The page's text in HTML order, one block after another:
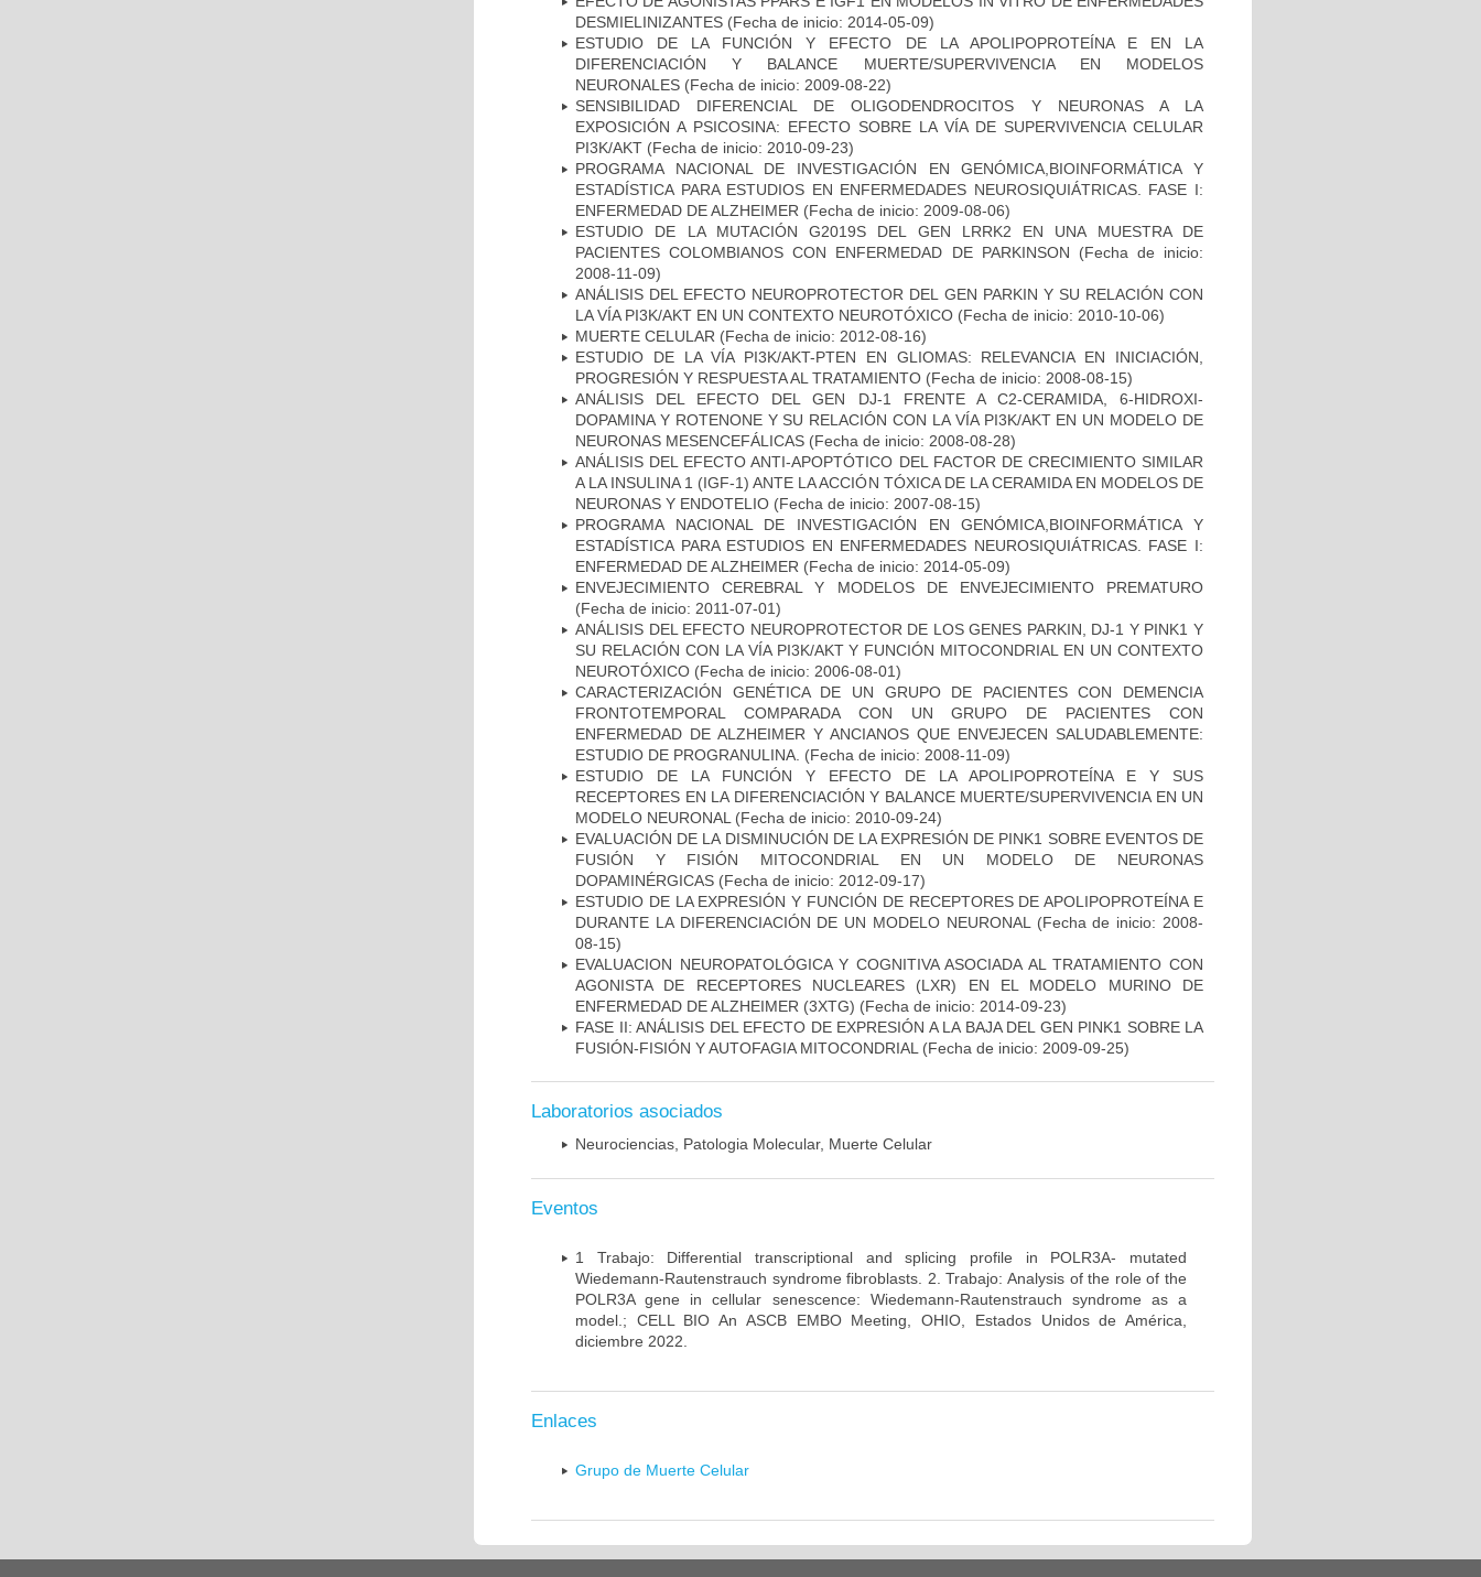
DESMIELINIZANTES (Fecha de inicio: 2014-05-09)
ESTUDIO DE LA FUNCIÓN Y EFECTO DE LA APOLIPOPROTEÍNA E EN LA
DIFERENCIACIÓN Y BALANCE MUERTE/SUPERVIVENCIA EN MODELOS
NEURONALES (Fecha de inicio: 2009-08-22)
SENSIBILIDAD DIFERENCIAL DE OLIGODENDROCITOS Y NEURONAS A LA
EXPOSICIÓN A PSICOSINA: EFECTO SOBRE LA VÍA DE SUPERVIVENCIA CELULAR
PI3K/AKT (Fecha de inicio: 2010-09-23)
PROGRAMA NACIONAL DE INVESTIGACIÓN EN GENÓMICA,BIOINFORMÁTICA Y
ESTADÍSTICA PARA ESTUDIOS EN ENFERMEDADES NEUROSIQUIÁTRICAS. FASE I:
ENFERMEDAD DE ALZHEIMER (Fecha de inicio: 2009-08-06)
ESTUDIO DE LA MUTACIÓN G2019S DEL GEN LRRK2 EN UNA MUESTRA DE
PACIENTES COLOMBIANOS CON ENFERMEDAD DE PARKINSON (Fecha de inicio:
2008-11-09)
ANÁLISIS DEL EFECTO NEUROPROTECTOR DEL GEN PARKIN Y SU RELACIÓN CON
LA VÍA PI3K/AKT EN UN CONTEXTO NEUROTÓXICO (Fecha de inicio: 2010-10-06)
MUERTE CELULAR (Fecha de inicio: 2012-08-16)
ESTUDIO DE LA VÍA PI3K/AKT-PTEN EN GLIOMAS: RELEVANCIA EN INICIACIÓN,
PROGRESIÓN Y RESPUESTA AL TRATAMIENTO (Fecha de inicio: 2008-08-15)
ANÁLISIS DEL EFECTO DEL GEN DJ-1 FRENTE A C2-CERAMIDA, 6-HIDROXI-
DOPAMINA Y ROTENONE Y SU RELACIÓN CON LA VÍA PI3K/AKT EN UN MODELO DE
NEURONAS MESENCEFÁLICAS (Fecha de inicio: 2008-08-28)
ANÁLISIS DEL EFECTO ANTI-APOPTÓTICO DEL FACTOR DE CRECIMIENTO SIMILAR
A LA INSULINA 1 (IGF-1) ANTE LA ACCIÓN TÓXICA DE LA CERAMIDA EN MODELOS DE
NEURONAS Y ENDOTELIO (Fecha de inicio: 2007-08-15)
PROGRAMA NACIONAL DE INVESTIGACIÓN EN GENÓMICA,BIOINFORMÁTICA Y
ESTADÍSTICA PARA ESTUDIOS EN ENFERMEDADES NEUROSIQUIÁTRICAS. FASE I:
ENFERMEDAD DE ALZHEIMER (Fecha de inicio: 2014-05-09)
ENVEJECIMIENTO CEREBRAL Y MODELOS DE ENVEJECIMIENTO PREMATURO
(Fecha de inicio: 2011-07-01)
ANÁLISIS DEL EFECTO NEUROPROTECTOR DE LOS GENES PARKIN, DJ-1 Y PINK1 Y
SU RELACIÓN CON LA VÍA PI3K/AKT Y FUNCIÓN MITOCONDRIAL EN UN CONTEXTO
NEUROTÓXICO (Fecha de inicio: 2006-08-01)
CARACTERIZACIÓN GENÉTICA DE UN GRUPO DE PACIENTES CON DEMENCIA
FRONTOTEMPORAL COMPARADA CON UN GRUPO DE PACIENTES CON
ENFERMEDAD DE ALZHEIMER Y ANCIANOS QUE ENVEJECEN SALUDABLEMENTE:
ESTUDIO DE PROGRANULINA. (Fecha de inicio: 2008-11-09)
ESTUDIO DE LA FUNCIÓN Y EFECTO DE LA APOLIPOPROTEÍNA E Y SUS
RECEPTORES EN LA DIFERENCIACIÓN Y BALANCE MUERTE/SUPERVIVENCIA EN UN
MODELO NEURONAL (Fecha de inicio: 2010-09-24)
EVALUACIÓN DE LA DISMINUCIÓN DE LA EXPRESIÓN DE PINK1 SOBRE EVENTOS DE
FUSIÓN Y FISIÓN MITOCONDRIAL EN UN MODELO DE NEURONAS
DOPAMINÉRGICAS (Fecha de inicio: 2012-09-17)
ESTUDIO DE LA EXPRESIÓN Y FUNCIÓN DE RECEPTORES DE APOLIPOPROTEÍNA E
DURANTE LA DIFERENCIACIÓN DE UN MODELO NEURONAL
(Fecha de inicio: 2008-
08-15)
EVALUACION NEUROPATOLÓGICA Y COGNITIVA ASOCIADA AL TRATAMIENTO CON
AGONISTA DE RECEPTORES NUCLEARES (LXR) EN EL MODELO MURINO DE
ENFERMEDAD DE ALZHEIMER (3XTG) (Fecha de inicio: 2014-09-23)
FASE II: ANÁLISIS DEL EFECTO DE EXPRESIÓN A LA BAJA DEL GEN PINK1 SOBRE LA
FUSIÓN-FISIÓN Y AUTOFAGIA MITOCONDRIAL (Fecha de inicio: 2009-09-25)
Laboratorios asociados
Neurociencias, Patologia Molecular, Muerte Celular
Eventos
1 Trabajo: Differential transcriptional and splicing profile in POLR3A- mutated
Wiedemann-Rautenstrauch syndrome fibroblasts. 2. Trabajo: Analysis of the role of the
POLR3A gene in cellular senescence: Wiedemann-Rautenstrauch syndrome as a
model.; CELL BIO An ASCB EMBO Meeting, OHIO, Estados Unidos de América,
diciembre 2022.
Enlaces
Grupo de Muerte Celular